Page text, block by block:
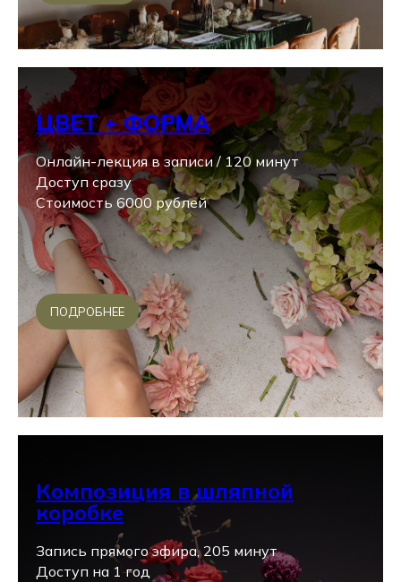
ЦВЕТ + ФОРМА
Онлайн-лекция в записи / 120 минут
Доступ сразу
Стоимость 6000 рублей
ПОДРОБНЕЕ
Композиция в шляпной
коробке
Запись прямого эфира, 205 минут
Доступ на 1 год